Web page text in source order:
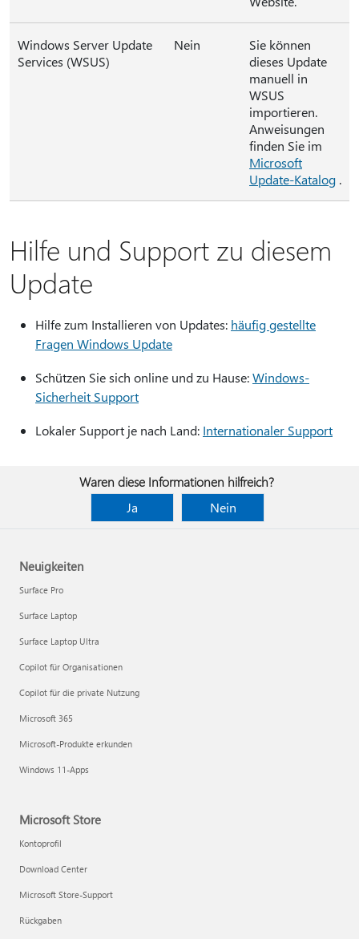
Windows Server Update
Services (WSUS)
Nein
Sie können
dieses Update
manuell in
WSUS
importieren.
Anweisungen
finden Sie im
Microsoft
Update-Katalog .
Hilfe und Support zu diesem
Update
Hilfe zum Installieren von Updates: häufig gestellte
Fragen Windows Update
Schützen Sie sich online und zu Hause:Windows-
Sicherheit Support
Lokaler Support je nach Land: Internationaler Support
Waren diese Informationen hilfreich?
Ja
Nein
Neuigkeiten
Surface Pro
Surface Laptop
Surface Laptop Ultra
Copilot für Organisationen
Copilot für die private Nutzung
Microsoft 365
Microsoft-Produkte erkunden
Windows 11-Apps
Microsoft Store
Kontoprofil
Download Center
Microsoft Store-Support
Rückgaben